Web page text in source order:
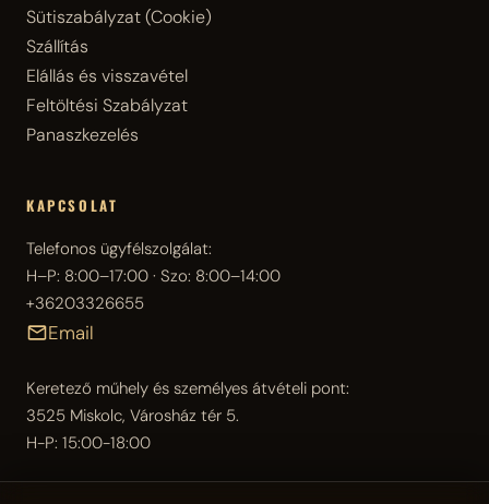
Sütiszabályzat (Cookie)
Szállítás
Elállás és visszavétel
Feltöltési Szabályzat
Panaszkezelés
KAPCSOLAT
Telefonos ügyfélszolgálat:
H–P: 8:00–17:00 · Szo: 8:00–14:00
+36203326655
Email
Keretező műhely és személyes átvételi pont:
3525 Miskolc, Városház tér 5.
H-P: 15:00-18:00